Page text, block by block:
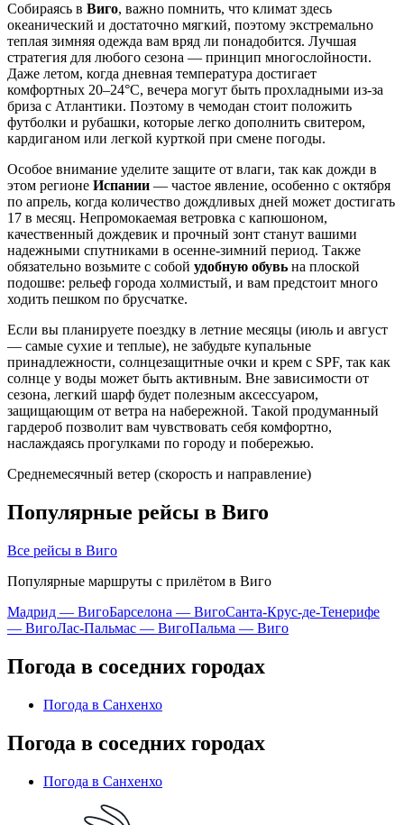
Собираясь в Виго, важно помнить, что климат здесь
океанический и достаточно мягкий, поэтому экстремально
теплая зимняя одежда вам вряд ли понадобится. Лучшая
стратегия для любого сезона — принцип многослойности.
Даже летом, когда дневная температура достигает
комфортных 20–24°C, вечера могут быть прохладными из-за
бриза с Атлантики. Поэтому в чемодан стоит положить
футболки и рубашки, которые легко дополнить свитером,
кардиганом или легкой курткой при смене погоды.
Особое внимание уделите защите от влаги, так как дожди в
этом регионе Испании — частое явление, особенно с октября
по апрель, когда количество дождливых дней может достигать
17 в месяц. Непромокаемая ветровка с капюшоном,
качественный дождевик и прочный зонт станут вашими
надежными спутниками в осенне-зимний период. Также
обязательно возьмите с собой удобную обувь на плоской
подошве: рельеф города холмистый, и вам предстоит много
ходить пешком по брусчатке.
Если вы планируете поездку в летние месяцы (июль и август
— самые сухие и теплые), не забудьте купальные
принадлежности, солнцезащитные очки и крем с SPF, так как
солнце у воды может быть активным. Вне зависимости от
сезона, легкий шарф будет полезным аксессуаром,
защищающим от ветра на набережной. Такой продуманный
гардероб позволит вам чувствовать себя комфортно,
наслаждаясь прогулками по городу и побережью.
Среднемесячный ветер (скорость и направление)
Популярные рейсы в Виго
Все рейсы в Виго
Популярные маршруты с прилётом в Виго
Мадрид — ВигоБарселона — ВигоСанта-Крус-де-Тенерифе
— ВигоЛас-Пальмас — ВигоПальма — Виго
Погода в соседних городах
Погода в Санхенхо
Погода в соседних городах
Погода в Санхенхо